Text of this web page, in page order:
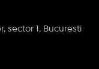
sector 1, Bucuresti